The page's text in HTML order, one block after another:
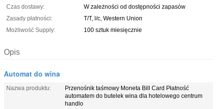
Czas dostawy:
W zależności od dostępności zapasów
Zasady płatności:
T/T, l/c, Western Union
Możliwość Supply:
100 sztuk miesięcznie
Opis
Automat do wina
Nazwa produktu:
Przenośnik taśmowy Moneta Bill Card Płatność
automatem do butelek wina dla hotelowego centrum
handlo